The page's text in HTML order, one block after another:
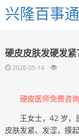
兴隆百事通
硬皮皮肤发硬发
2026-05-14
硬皮医师免费咨
王女士，42 岁，
皮肤发紧、发涩，摸